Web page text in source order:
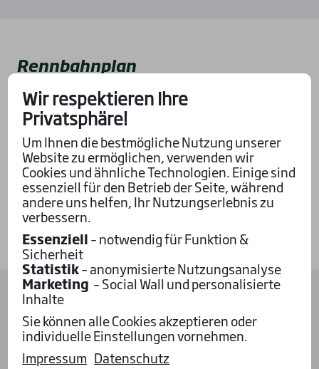
Rennbahnplan
Startstellen Waldrennbahn
Mannheim
Wir respektieren Ihre
Privatsphäre!
Um Ihnen die bestmögliche Nutzung unserer
Website zu ermöglichen, verwenden wir
Cookies und ähnliche Technologien. Einige sind
essenziell für den Betrieb der Seite, während
andere uns helfen, Ihr Nutzungserlebnis zu
verbessern.
Essenziell– notwendig für Funktion &
Sicherheit
Statistik– anonymisierte Nutzungsanalyse
Marketing – Social Wall und personalisierte
Inhalte
Sie können alle Cookies akzeptieren oder
individuelle Einstellungen vornehmen.
Impressum Datenschutz